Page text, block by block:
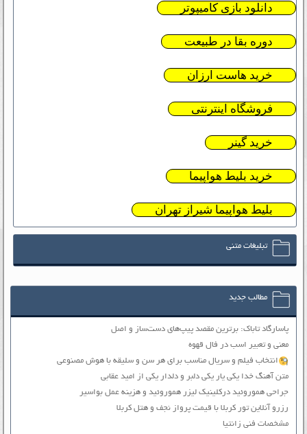
دانلود بازی کامیپوتر
دوره بقا در طبیعت
خرید هاست ارزان
فروشگاه اینترنتی
خرید گینر
خرید بلیط هواپیما
بلیط هواپیما شیراز تهران
تبلیغات متنی
مطالب جدید
پاسارگاد تاباک: برترین مقصد پیپ‌های دست‌ساز و اصل
معنی و تعبیر اسب در فال قهوه
انتخاب فیلم و سریال مناسب برای هر سن و سلیقه با هوش مصنوعی
متن آهنگ خدا یکی یار یکی دلبر و دلدار یکی از امید عقابی
جراحی هموروئید درکلینیک لیزر هموروئید و هزینه عمل بواسیر
رزرو آنلاین تور کربلا با قیمت پرواز نجف و هتل کربلا
مشخصات فنی زانتیا